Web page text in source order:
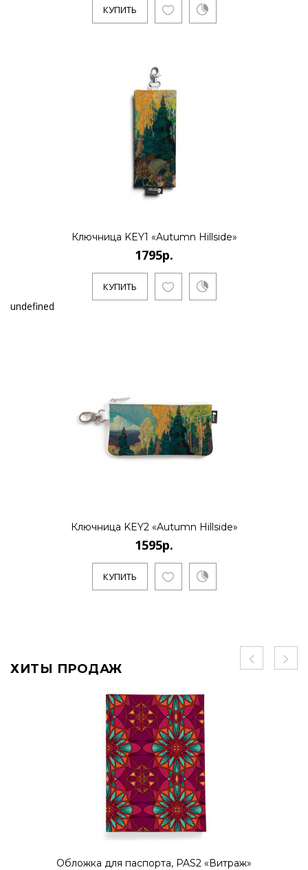
КУПИТЬ
Ключница KEY1 «Autumn Hillside»
1795р.
КУПИТЬ
undefined
Ключница KEY2 «Autumn Hillside»
1595р.
КУПИТЬ
ХИТЫ ПРОДАЖ
Обложка для паспорта, PAS2 «Витраж»